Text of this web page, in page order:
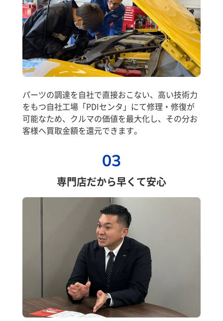
パーツの調達を自社で直接おこない、高い技術力
をもつ自社工場「PDIセンタ」にて修理・修復が
可能なため、クルマの価値を最大化し、その分お
客様へ買取金額を還元できます。
03
専門店だから早くて安心